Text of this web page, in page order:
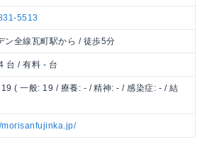
5513
ン全線瓦町駅から / 徒歩5分
台 / 有料 - 台
( 一般: 19 / 療養: - / 精神: - / 感染症: - / 結
morisanfujinka.jp/